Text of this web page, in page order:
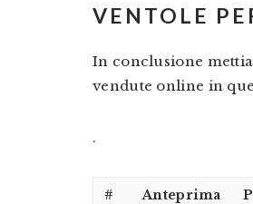
VENTOLE
In conclusione
vendute online in
.
# Anteprima